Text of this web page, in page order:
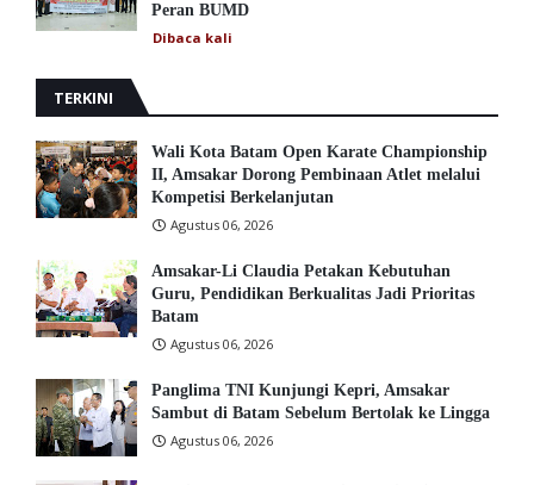
Peran BUMD
Dibaca kali
TERKINI
Wali Kota Batam Open Karate Championship
II, Amsakar Dorong Pembinaan Atlet melalui
Kompetisi Berkelanjutan
Agustus 06, 2026
Amsakar-Li Claudia Petakan Kebutuhan
Guru, Pendidikan Berkualitas Jadi Prioritas
Batam
Agustus 06, 2026
Panglima TNI Kunjungi Kepri, Amsakar
Sambut di Batam Sebelum Bertolak ke Lingga
Agustus 06, 2026